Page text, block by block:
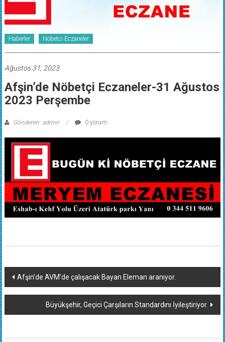
Haberler Nöbetci Eczaneler
Ağustos 31, 2023
Afşin’de Nöbetçi Eczaneler-31 Ağustos
2023 Perşembe
Gönderen: admin 0 yorum
Yazı
dolaşımı
Afşin’de AVM’de çalışacak Bayan Eleman aranıyor.
Büyükşehir, Geçici Çarşıların Standardını İyileştiriyor.